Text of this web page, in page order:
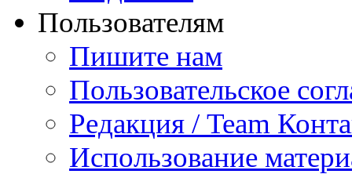
Пользователям
Пишите нам
Пользовательское
Редакция / Team
Использование